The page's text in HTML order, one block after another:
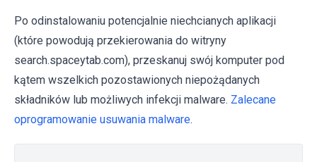
Po odinstalowaniu potencjalnie niechcianych aplikacji
(które powodują przekierowania do witryny
search.spaceytab.com), przeskanuj swój komputer pod
kątem wszelkich pozostawionych niepożądanych
składników lub możliwych infekcji malware. Zalecane
oprogramowanie usuwania malware.